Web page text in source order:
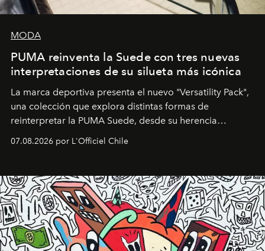
MODA
PUMA reinventa la Suede con tres nuevas
interpretaciones de su silueta más icónica
La marca deportiva presenta el nuevo "Versatility Pack",
una colección que explora distintas formas de
reinterpretar la PUMA Suede, desde su herencia
deportiva hasta una mirada moderna inspirada en el
diseño y el universo outdoor.
07.08.2026 por L'Officiel Chile